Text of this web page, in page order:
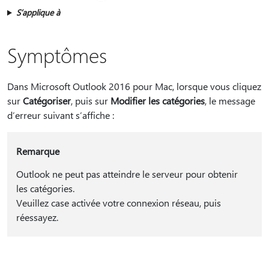
S’applique à
Symptômes
Dans Microsoft Outlook 2016 pour Mac, lorsque vous cliquez
surCatégoriser, puis sur Modifier les catégories, le message
d’erreur suivant s’affiche :
Remarque
Outlook ne peut pas atteindre le serveur pour obtenir
les catégories.
Veuillez case activée votre connexion réseau, puis
réessayez.